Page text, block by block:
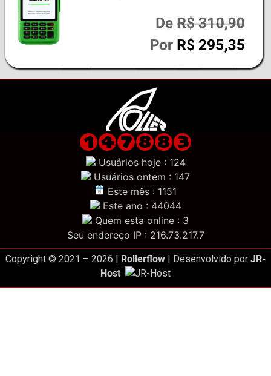
Usuários hoje : 124
Usuários ontem : 147
Este mês : 1151
Este ano : 44044
Quem esta online : 3
Seu endereço IP : 216.73.217.7
Copyright © 2021 – 2026 | Rollerflow | Desenvolvido por JR-
Host